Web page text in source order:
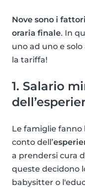
Nove sono i
oraria finale. In
uno ad uno e
la tariffa!
1. Salario
Le famiglie
conto dell’
a prendersi cura
queste decidono
babysitter o